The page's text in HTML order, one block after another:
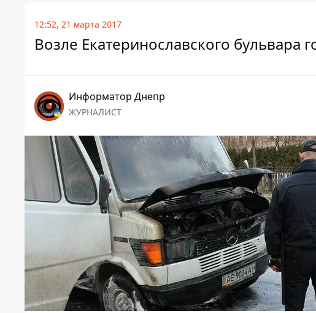
12:52, 21 марта 2017
Возле Екатеринославского
Информатор Днепр
ЖУРНАЛИСТ